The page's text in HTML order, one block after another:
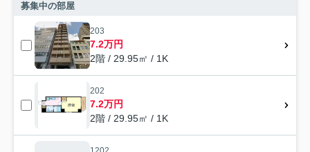
募集中の部屋
203
7.2万円
2階 / 29.95㎡ / 1K
202
7.2万円
2階 / 29.95㎡ / 1K